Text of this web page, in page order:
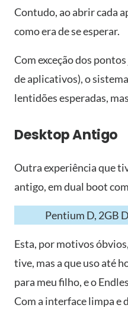
Contudo, ao abrir cada
como era de se esperar.
Com exceção dos
de aplicativos), o
lentidões esperadas,
Desktop Antigo
Outra experiência que
antigo, em dual boot
Pentium D, 2GB
Esta, por motivos
tive, mas a que uso até
para meu filho, e o
Com a interface limpa e